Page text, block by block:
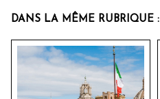
DANS LA MÊME RUBRIQUE :